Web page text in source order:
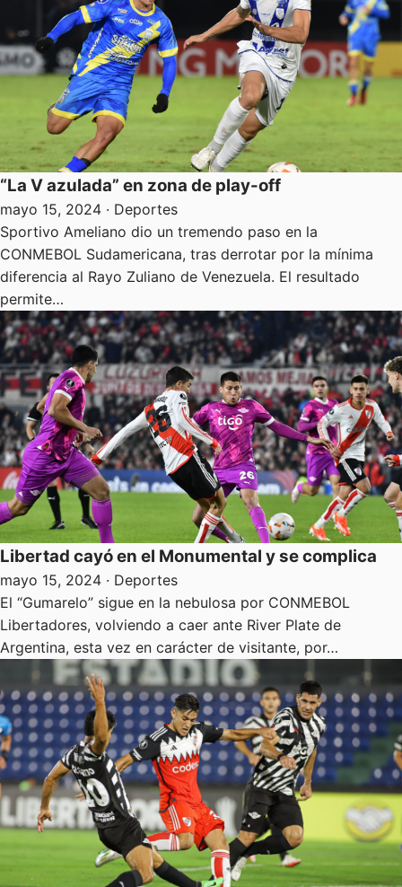
“La V azulada” en zona de play-off
mayo 15, 2024 · Deportes
Sportivo Ameliano dio un tremendo paso en la
CONMEBOL Sudamericana, tras derrotar por la mínima
diferencia al Rayo Zuliano de Venezuela. El resultado
permite…
Libertad cayó en el Monumental y se complica
mayo 15, 2024 · Deportes
El “Gumarelo” sigue en la nebulosa por CONMEBOL
Libertadores, volviendo a caer ante River Plate de
Argentina, esta vez en carácter de visitante, por…